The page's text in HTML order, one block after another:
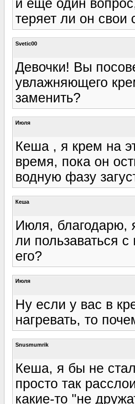
и еще один
теряет ли он свои
Svetic00
Девочки! Вы
увлажняющего
заменить?
Июля
Кеша , я крем на
время, пока он
водную фазу
Кеша
Июля, благодарю,
ли пользаваться
его?
Июля
Ну если у вас в
нагревать, то
Snusmumrik
Кеша, я бы не
просто так
какие-то "не